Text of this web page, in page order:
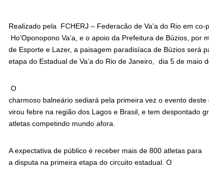
Realizado pela FCHERJ – Federacão de Va’a do Rio em
Ho’Oponopono Va’a, e o apoio da Prefeitura de Búzios, por
de Esporte e Lazer, a paisagem paradisíaca de Búzios será
etapa do Estadual de Va’a do Rio de Janeiro, dia 5 de maio
O
charmoso balneário sediará pela primeira vez o evento deste
virou febre na região dos Lagos e Brasil, e tem despontado
atletas competindo mundo afora.
A expectativa de público é receber mais de 800 atletas para
a disputa na primeira etapa do circuito estadual. O